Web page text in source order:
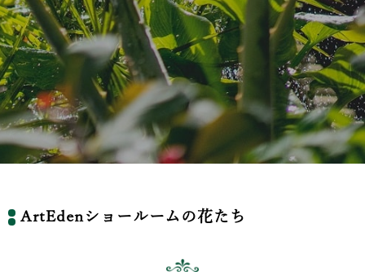
ArtEdenショールームの花たち